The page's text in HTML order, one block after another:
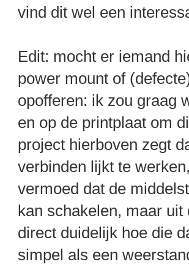
vind dit wel een
Edit: mocht er iemand
power mount of
opofferen: ik zou graag
en op de printplaat om
project hierboven zegt
verbinden lijkt te
vermoed dat de
kan schakelen, maar
direct duidelijk hoe die
simpel als een